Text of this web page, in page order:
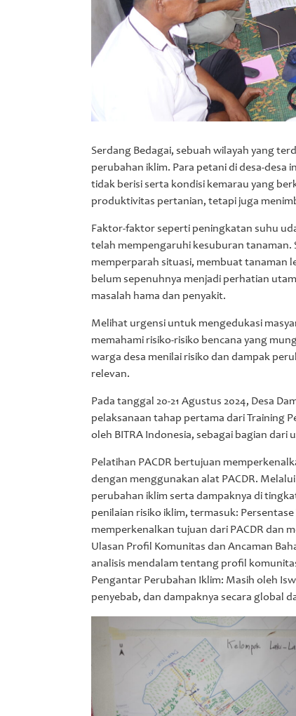
Serdang Bedagai, sebuah wilayah yang
perubahan iklim. Para petani di desa-
tidak berisi serta kondisi kemarau yang
produktivitas pertanian, tetapi juga
Faktor-faktor seperti peningkatan suhu
telah mempengaruhi kesuburan tanaman.
memperparah situasi, membuat tanaman
belum sepenuhnya menjadi perhatian
masalah hama dan penyakit.
Melihat urgensi untuk mengedukasi
memahami risiko-risiko bencana yang
warga desa menilai risiko dan dampak
relevan.
Pada tanggal 20-21 Agustus 2024, Desa
pelaksanaan tahap pertama dari Training
oleh BITRA Indonesia, sebagai bagian
Pelatihan PACDR bertujuan
dengan menggunakan alat PACDR.
perubahan iklim serta dampaknya di
penilaian risiko iklim, termasuk:
memperkenalkan tujuan dari PACDR dan
Ulasan Profil Komunitas dan Ancaman
analisis mendalam tentang profil
Pengantar Perubahan Iklim: Masih oleh
penyebab, dan dampaknya secara global